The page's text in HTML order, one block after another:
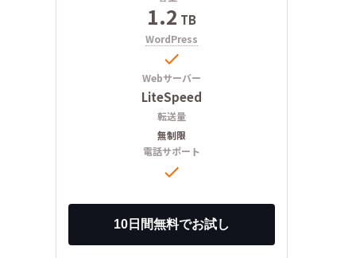
1.2 TB
WordPress

Webサーバー
LiteSpeed
転送量
無制限
電話サポート
